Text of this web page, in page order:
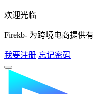
欢迎光临
Firekb- 为跨境电商提供
我要注册 忘记密码